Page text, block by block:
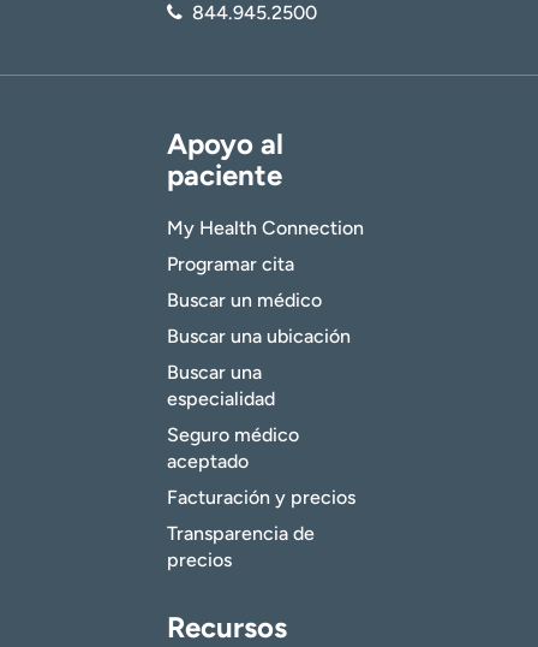
844.945.2500
Apoyo al
paciente
My Health Connection
Programar cita
Buscar un médico
Buscar una ubicación
Buscar una
especialidad
Seguro médico
aceptado
Facturación y precios
Transparencia de
precios
Recursos